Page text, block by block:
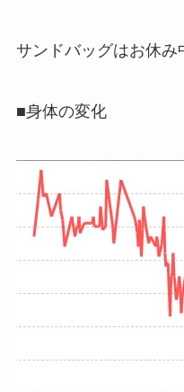
サンドバッグはお休み
■身体の変化